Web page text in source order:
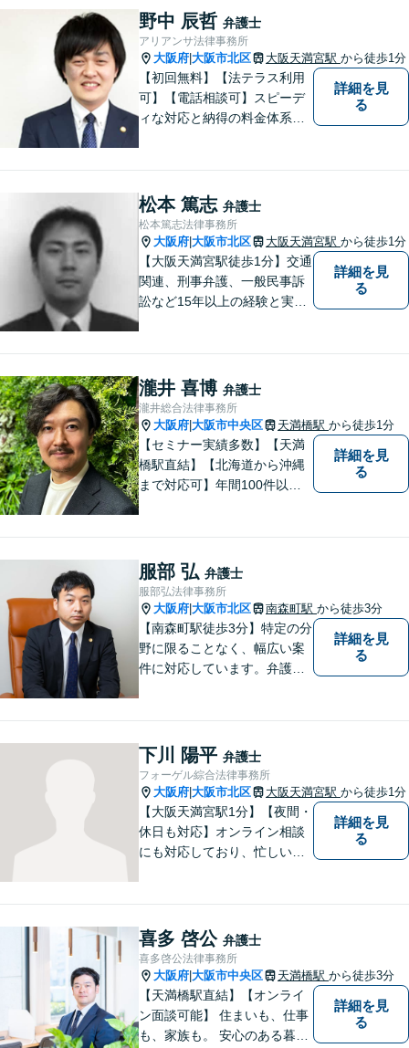
と丁寧に説明していきますの
で、法律相談が初めての方で
も安心してお問合せくださ
い。
野中 辰哲 弁護士
アリアンサ法律事務所
大阪府 大阪市北区 大阪天満宮駅 から徒歩1分
【初回無料】【法テラス利用
可】【電話相談可】スピーデ
ィな対応と納得の料金体系で
詳細を見
る
松本 篤志 弁護士
松本篤志法律事務所
大阪府 大阪市北区 大阪天満宮駅 から徒歩1分
【大阪天満宮駅徒歩1分】交通
関連、刑事弁護、一般民事訴
訟など15年以上の経験と実績
詳細を見
る
瀧井 喜博 弁護士
瀧井総合法律事務所
大阪府 大阪市中央区 天満橋駅 から徒歩1分
【セミナー実績多数】【天満
橋駅直結】【北海道から沖縄
まで対応可】年間100件以上
すくご説明します【土日対応
可】【電話・メール・LINEで
面談予約可】
詳細を見
る
服部 弘 弁護士
服部弘法律事務所
大阪府 大阪市北区 南森町駅 から徒歩3分
【南森町駅徒歩3分】特定の分
野に限ることなく、幅広い案
件に対応しています。弁護士
まずはお気軽にご相談くださ
い。
詳細を見
る
下川 陽平 弁護士
フォーゲル綜合法律事務所
大阪府 大阪市北区 大阪天満宮駅 から徒歩1分
【大阪天満宮駅1分】【夜間・
休日も対応】オンライン相談
にも対応しており、忙しい方
出せるよう全力を尽くして参
ります！企業法務から個人ト
ラブルまで幅広く対応。【完
全個室で相談】
詳細を見
る
喜多 啓公 弁護士
喜多啓公法律事務所
大阪府 大阪市中央区 天満橋駅 から徒歩3分
【天満橋駅直結】【オンライ
ン面談可能】 住まいも、仕事
も、家族も。 安心のある暮ら
詳細を見
る